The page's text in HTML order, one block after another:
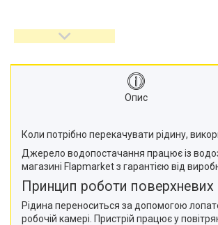
Пакувальні сантехнічні
Опис
Коли потрібно перекачувати рідину,
Джерело водопостачання працює із
магазині Flapmarket з гарантією від
Принцип роботи поверхневих
Рідина переноситься за допомогою
робочій камері. Пристрій працює у